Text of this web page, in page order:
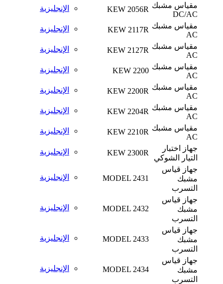
مقياس مشبك
DC/AC
KEW 2056R الإنجليزية
مقياس مشبك
AC
KEW 2117R الإنجليزية
مقياس مشبك
AC
KEW 2127R الإنجليزية
مقياس مشبك
AC
KEW 2200 الإنجليزية
مقياس مشبك
AC
KEW 2200R الإنجليزية
مقياس مشبك
AC
KEW 2204R الإنجليزية
مقياس مشبك
AC
KEW 2210R الإنجليزية
جهاز اختبار
التيار الشوكي
KEW 2300R الإنجليزية
جهاز قياس
مشبك
التسرب
MODEL 2431 الإنجليزية
جهاز قياس
مشبك
التسرب
MODEL 2432 الإنجليزية
جهاز قياس
مشبك
التسرب
MODEL 2433 الإنجليزية
جهاز قياس
مشبك
التسرب
MODEL 2434 الإنجليزية